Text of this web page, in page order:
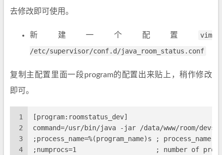
去修改即可使用。
新建一个配置
vim
/etc/supervisor/conf.d/java_room_status.conf
复制主配置里面一段program的配置出来贴上，稍作修改
即可。
1
2
3
4
[program:roomstatus_dev]
command=/usr/bin/java -jar /data/www/room/
;process_name=%(program_name)s ;
;numprocs=1                    ; number of